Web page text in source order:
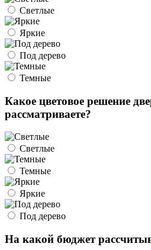
Светлые
Яркие
Под дерево
Темные
Какое цветовое решение
рассматриваете?
Светлые
Темные
Яркие
Под дерево
На какой бюджет